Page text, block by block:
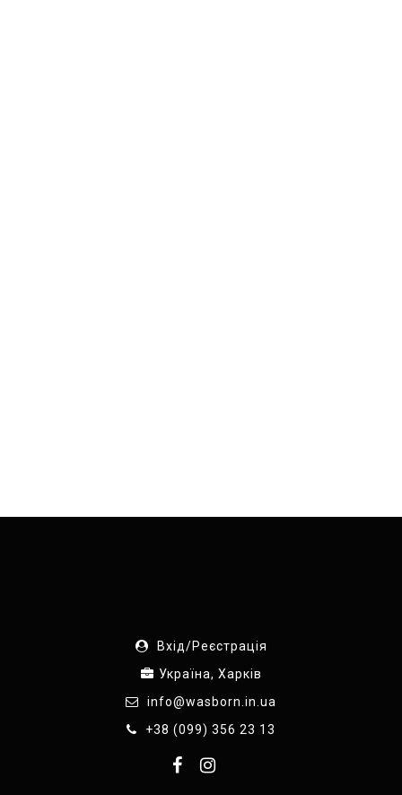
Вхід/Реєстрація
Україна, Харків
info@wasborn.in.ua
+38 (099) 356 23 13